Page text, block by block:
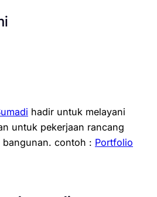
hadir untuk melayani
untuk pekerjaan rancang
contoh : Portfolio